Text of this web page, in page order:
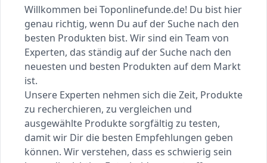
Willkommen bei Toponlinefunde.de! Du bist hier
genau richtig, wenn Du auf der Suche nach den
besten Produkten bist. Wir sind ein Team von
Experten, das ständig auf der Suche nach den
neuesten und besten Produkten auf dem Markt
ist.
Unsere Experten nehmen sich die Zeit, Produkte
zu recherchieren, zu vergleichen und
ausgewählte Produkte sorgfältig zu testen,
damit wir Dir die besten Empfehlungen geben
können. Wir verstehen, dass es schwierig sein